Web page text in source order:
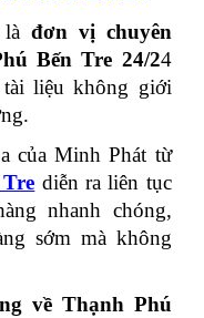
đơn vị chuyên
Bến Tre 24/24
liệu không giới
của Minh Phát từ
diễn ra liên tục
nhanh chóng,
sớm mà không
về Thạnh Phú